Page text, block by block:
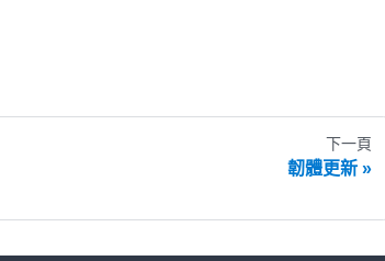
下一頁
韌體更新